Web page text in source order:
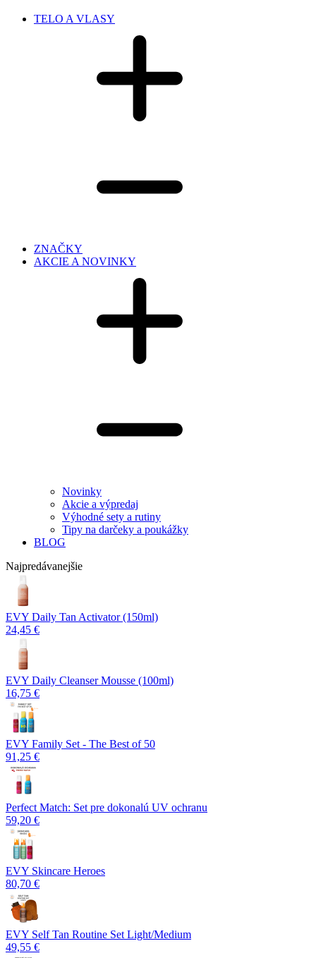
TELO A VLASY
ZNAČKY
AKCIE A NOVINKY
Novinky
Akcie a výpredaj
Výhodné sety a rutiny
Tipy na darčeky a poukážky
BLOG
Najpredávanejšie
EVY Daily Tan Activator (150ml)
24,45 €
EVY Daily Cleanser Mousse (100ml)
16,75 €
EVY Family Set - The Best of 50
91,25 €
Perfect Match: Set pre dokonalú UV ochranu
59,20 €
EVY Skincare Heroes
80,70 €
EVY Self Tan Routine Set Light/Medium
49,55 €